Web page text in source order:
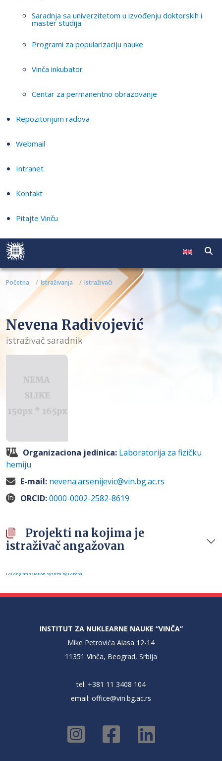
Saradnja sa univerzitetom u izvođenju doktorskih i
master studija
Programi za popularizaciju nauke
Vinča inkubator
Centar za permanentno obrazovanje
Repozitorijum radova
Webmail
Intranet
Kontakt
Pitajte Vinču
Početna Istraživanja Istraživači
Nevena Radivojević
istraživač saradnik
Organizaciona jedinica: Laboratorija za fizičku
hemiju
E-mail: nevena.arsenijevic@vin.bg.ac.rs
ORCID:0000-0002-2582-8619
Projekti na kojima je
istraživač angažovan
FaLang translation system by Faboba
INSTITUT ZA NUKLEARNE NAUKE “VINČA”
Mike Petrovića Alasa 12-14
11351 Vinča, Beograd, Srbija
tel: +381 11 3408 104
email: office@vin.bg.ac.rs